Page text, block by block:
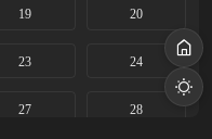
19 20
23 24
27 28